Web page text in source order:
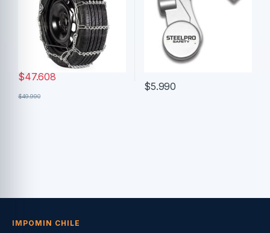
$47.608
$49.990
$5.990
IMPOMIN CHILE